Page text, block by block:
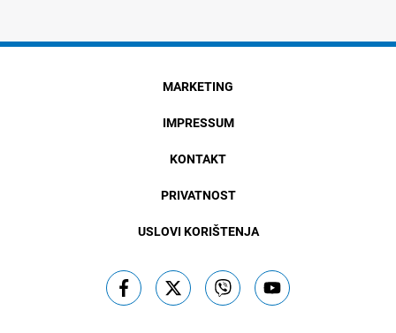
MARKETING
IMPRESSUM
KONTAKT
PRIVATNOST
USLOVI KORIŠTENJA